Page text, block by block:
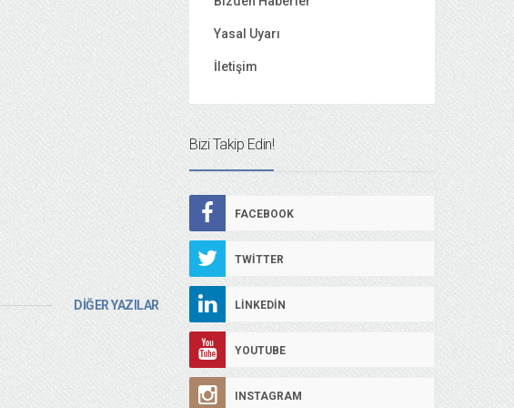
DİĞER YAZILAR
Yasal Uyarı
İletişim
Bizi Takip Edin!
FACEBOOK
TWITTER
LINKEDIN
YOUTUBE
INSTAGRAM